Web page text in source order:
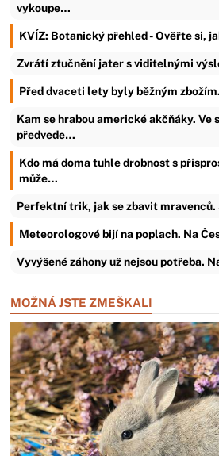
vykoupe…
KVÍZ: Botanický přehled - Ověřte si,
Zvrátí ztučnění jater s viditelnými
Před dvaceti lety byly běžným
Kam se hrabou americké akčňáky. Ve
předvede…
Kdo má doma tuhle drobnost s
může…
Perfektní trik, jak se zbavit
Meteorologové bijí na poplach. Na
Vyvýšené záhony už nejsou potřeba.
MOŽNÁ JSTE ZMEŠKALI